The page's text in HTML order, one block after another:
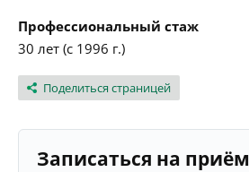
Профессиональный стаж
30 лет (с 1996 г.)
Поделиться страницей
Записаться на приём